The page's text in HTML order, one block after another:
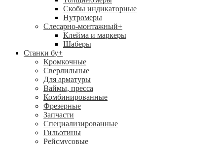
Скобы индикаторные
Нутромеры
Слесарно-монтажный+
Клейма и маркеры
Шаберы
Станки бу+
Кромкочные
Сверлильные
Для арматуры
Ваймы, пресса
Комбинированные
Фрезерные
Запчасти
Специализированные
Гильотины
Рейсмусовые